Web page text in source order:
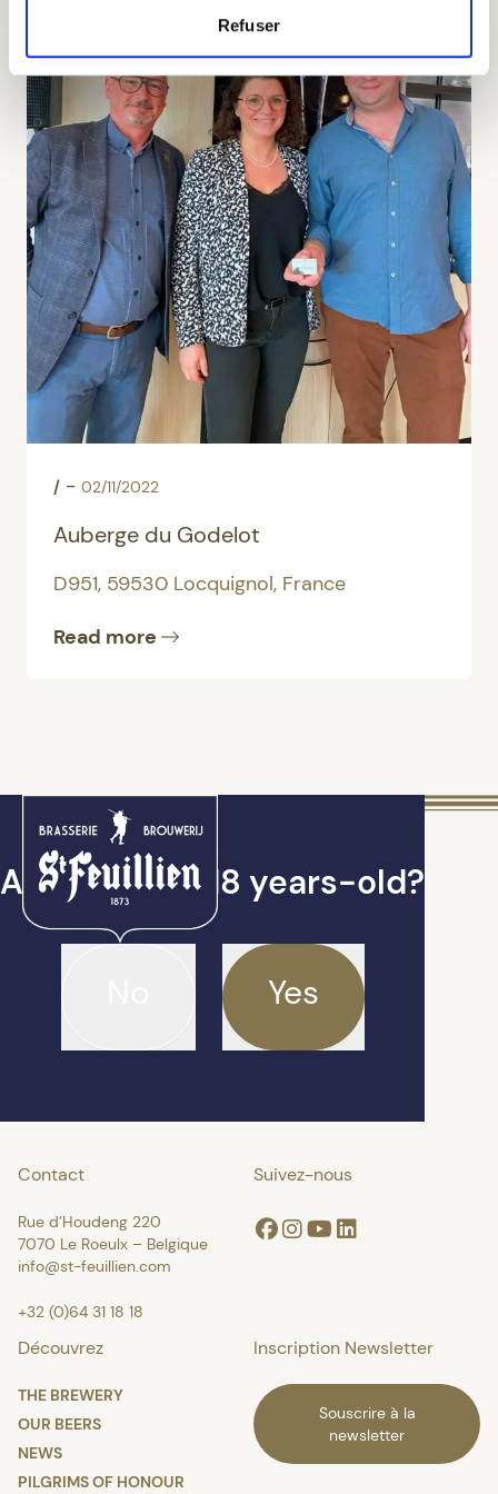
Refuser
/ - 02/11/2022
Auberge du Godelot
D951, 59530 Locquignol, France
Read more
Are you over 18 years-old?
Yes
Contact
Rue d’Houdeng 220
7070 Le Roeulx – Belgique
info@st-feuillien.com
+32 (0)64 31 18 18
Suivez-nous
Facebook
Instagram
YoutubeLinkedin
Découvrez
THE BREWERY
OUR BEERS
NEWS
PILGRIMS OF HONOUR
Inscription Newsletter
Souscrire à la
newsletter